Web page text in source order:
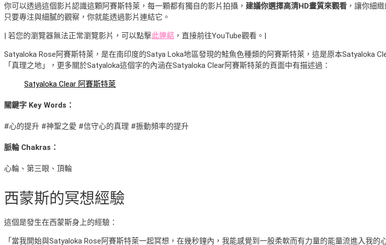
你可以透過這個影片認識這顆阿賽斯特萊，每一顆都有獨自的影片拍攝， 建議你選擇高清HD畫質來觀看 ，讓你細
只要專注與細膩的觀察，你就能透過影片連結它。
| 若您的瀏覽器無法正常瀏覽影片，可以點擊此連結 ，直接前往YouTube觀看。|
Satyaloka Rose阿賽斯特萊，是在南印度的Satya Loka地區發現的鮭魚色種類的阿賽斯特萊，這是原本Satyaloka
「真理之地」，更多關於Satyaloka這個字的內涵在Satyaloka Clear阿賽斯特萊的頁面中有描述過：
Satyaloka Clear 阿賽斯特萊
關鍵字 Key Words：
#心的提升 #神聖之愛 #信守心的真理 #振動頻率的提升
脈輪 Chakras：
心輪、第三眼、頂輪
西蒙斯的冥想經驗
這個是發生在西蒙斯身上的經驗：
「當我開始與Satyaloka Rose阿賽斯特萊一起冥想，在幾秒鐘內，我能感覺到一股柔軟而有力量的能量流進入我